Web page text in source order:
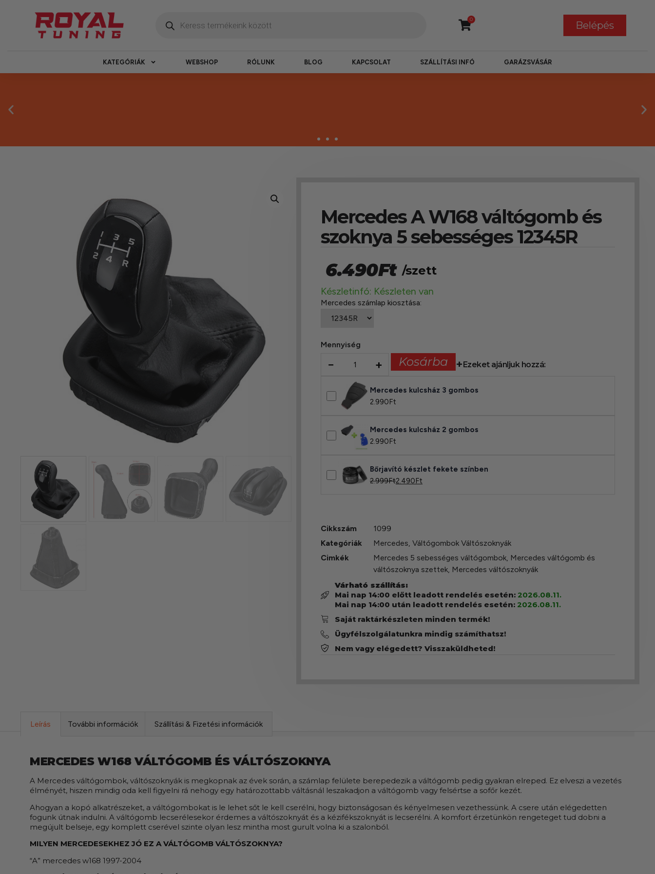
0
Belépés
KATEGÓRIÁK WEBSHOP RÓLUNK BLOG KAPCSOLAT SZÁLLÍTÁSI INFÓ GARÁZSVÁSÁR
Gyors rendelésfeldolgozással segítünk, hogy hamar kézhez kapd a csomagod.Mercedes A W168 váltógomb és
szoknya 5 sebességes 12345R
6.490Ft /szett
Készletinfó: Készleten van
Mercedes számlap kiosztása:
Mennyiség
− + Kosárba Ezeket ajánljuk hozzá:
Mercedes kulcsház 3 gombos
2.990Ft
Mercedes kulcsház 2 gombos
2.990Ft
Bőrjavító készlet fekete színben
2.999Ft2.490Ft
Cikkszám
1099
Kategóriák
Mercedes, Váltógombok Váltószoknyák
Cimkék
Mercedes 5 sebességes váltógombok, Mercedes váltógomb és
váltószoknya szettek, Mercedes váltószoknyák
Várható szállítás:
Mai nap 14:00 előtt leadott rendelés esetén: 2026.08.11.
Mai nap 14:00 után leadott rendelés esetén: 2026.08.11.
Saját raktárkészleten minden termék!
Ügyfélszolgálatunkra mindig számíthatsz!
Nem vagy elégedett? Visszaküldheted!
Leírás További információk Szállítási & Fizetési információk
MERCEDES W168 VÁLTÓGOMB ÉS VÁLTÓSZOKNYA
A Mercedes váltógombok, váltószoknyák is megkopnak az évek során, a számlap felülete berepedezik a váltógomb pedig gyakran elreped. Ez elveszi a vezetés
élményét, hiszen mindig oda kell figyelni rá nehogy egy határozottabb váltásnál leszakadjon a váltógomb vagy felsértse a sofőr kezét.
Ahogyan a kopó alkatrészeket, a váltógombokat is le lehet sőt le kell cserélni, hogy biztonságosan és kényelmesen vezethessünk. A csere után elégedetten
fogunk útnak indulni. A váltógomb lecserélesekor érdemes a váltószoknyát és a kézifékszoknyát is lecserélni. A komfort érzetünkön rengeteget tud dobni a
megújult belseje, egy komplett cserével szinte olyan lesz mintha most gurult volna ki a szalonból.
MILYEN MERCEDESEKHEZ JÓ EZ A VÁLTÓGOMB VÁLTÓSZOKNYA?
“A” mercedes w168 1997-2004